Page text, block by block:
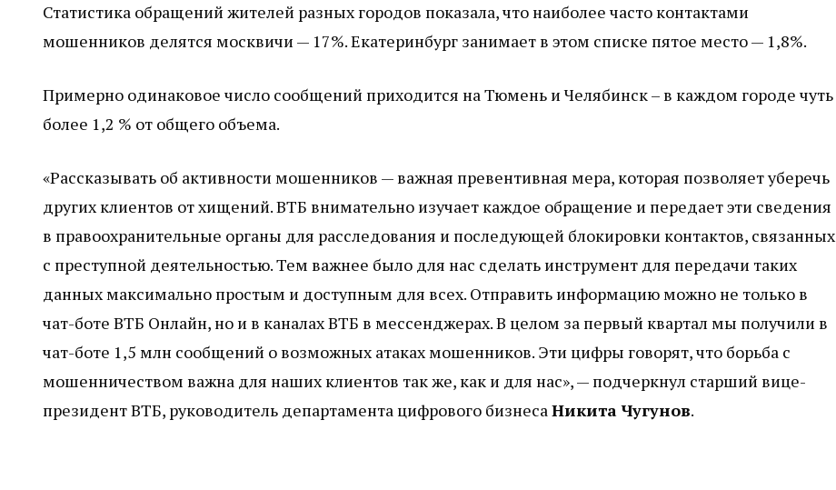
Статистика обращений жителей разных городов показала, что наиболее часто контактами
мошенников делятся москвичи — 17%. Екатеринбург занимает в этом списке пятое место — 1,8%.
Примерно одинаковое число сообщений приходится на Тюмень и Челябинск – в каждом городе чуть
более 1,2 % от общего объема.
«Рассказывать об активности мошенников — важная превентивная мера, которая позволяет уберечь
других клиентов от хищений. ВТБ внимательно изучает каждое обращение и передает эти сведения
в правоохранительные органы для расследования и последующей блокировки контактов, связанных
с преступной деятельностью. Тем важнее было для нас сделать инструмент для передачи таких
данных максимально простым и доступным для всех. Отправить информацию можно не только в
чат-боте ВТБ Онлайн, но и в каналах ВТБ в мессенджерах. В целом за первый квартал мы получили в
чат-боте 1,5 млн сообщений о возможных атаках мошенников. Эти цифры говорят, что борьба с
мошенничеством важна для наших клиентов так же, как и для нас», — подчеркнул старший вице-
президент ВТБ, руководитель департамента цифрового бизнесаНикита Чугунов.